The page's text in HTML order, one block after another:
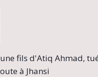
fils d'Atiq Ahmad,
à Jhansi